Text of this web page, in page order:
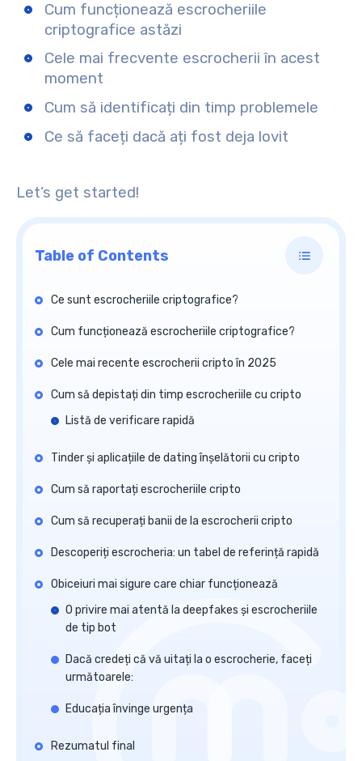
Cum funcționează escrocheriile
criptografice astăzi
Cele mai frecvente escrocherii în acest
moment
Cum să identificați din timp problemele
Ce să faceți dacă ați fost deja lovit
Let’s get started!
Table of Contents
Ce sunt escrocheriile criptografice?
Cum funcționează escrocheriile criptografice?
Cele mai recente escrocherii cripto în 2025
Cum să depistați din timp escrocheriile cu cripto
Listă de verificare rapidă
Tinder și aplicațiile de dating înșelătorii cu cripto
Cum să raportați escrocheriile cripto
Cum să recuperați banii de la escrocherii cripto
Descoperiți escrocheria: un tabel de referință rapidă
Obiceiuri mai sigure care chiar funcționează
O privire mai atentă la deepfakes și escrocheriile
de tip bot
Dacă credeți că vă uitați la o escrocherie, faceți
următoarele:
Educația învinge urgența
Rezumatul final